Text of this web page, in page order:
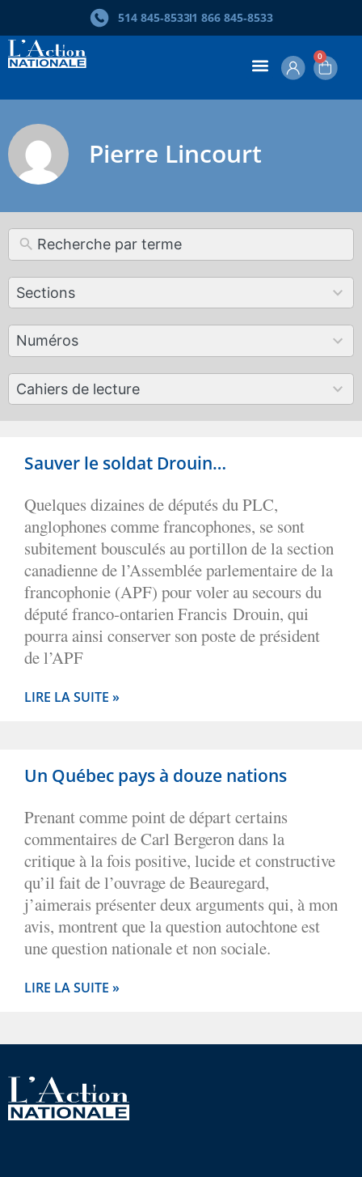
514 845‑85331 866 845‑8533
0
Pierre Lincourt
Sections
12
results
Numéros
179
results
Cahiers de lecture
50
results
Sauver le soldat Drouin…
Quelques dizaines de députés du PLC,
anglophones comme francophones, se sont
subitement bousculés au portillon de la section
canadienne de l’Assemblée parlementaire de la
francophonie (APF) pour voler au secours du
député franco-ontarien Francis Drouin, qui
pourra ainsi conserver son poste de président
de l’APF
LIRE LA SUITE »
Un Québec pays à douze nations
Prenant comme point de départ certains
commentaires de Carl Bergeron dans la
critique à la fois positive, lucide et constructive
qu’il fait de l’ouvrage de Beauregard,
j’aimerais présenter deux arguments qui, à mon
avis, montrent que la question autochtone est
une question nationale et non sociale.
LIRE LA SUITE »